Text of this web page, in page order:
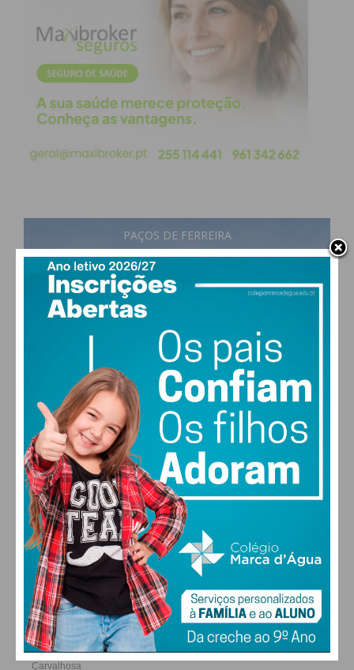
Inserida no programa “Sentir o Verão”, a iniciativa
vai reunir ainda praça de alimentação, a exposição
“Mouras Encantadas” de Sofia Pinto Correia, feira
de artesanato, animação infantil, jogos tradicionais,
exposições, artes circenses e oficinas, como a
construção de espantalhos, entre outras.
Subscreva a newsletter do
Imediato
Assine nossa newsletter por e-mail e
obtenha de forma regular a informação
atualizada.
Eu li e concordo com ostermos e
condições
PAÇOS DE FERREIRA
17°
92% humidade
vento: 0m/s SO
26°
DOM
28
SEG
30°
TER
31°
FARMACIAS DE SERVIÇO EM PAÇOS DE
FERREIRA